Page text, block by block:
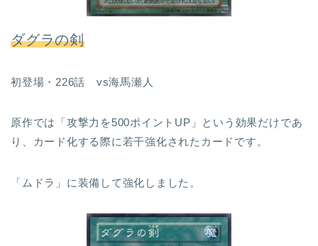
ダグラの剣
初登場・226話 vs海馬瀬人
原作では「攻撃力を500ポイントUP」という効果だけであ
り、カード化する際に若干強化されたカードです。
「ムドラ」に装備して強化しました。